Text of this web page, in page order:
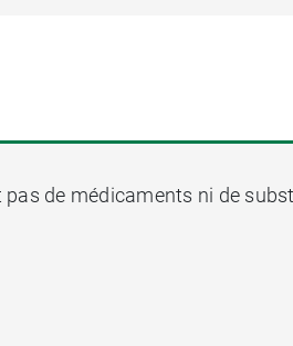
pas de médicaments ni de